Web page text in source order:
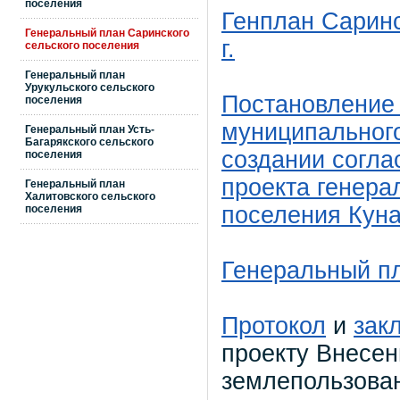
поселения
Генеральный план Саринского
сельского поселения
Генеральный план
Урукульского сельского
поселения
Генеральный план Усть-
Багарякского сельского
поселения
Генеральный план
Халитовского сельского
поселения
Генплан
г.
создании
проекта
поселения
Генеральный
Протокол и
проекту